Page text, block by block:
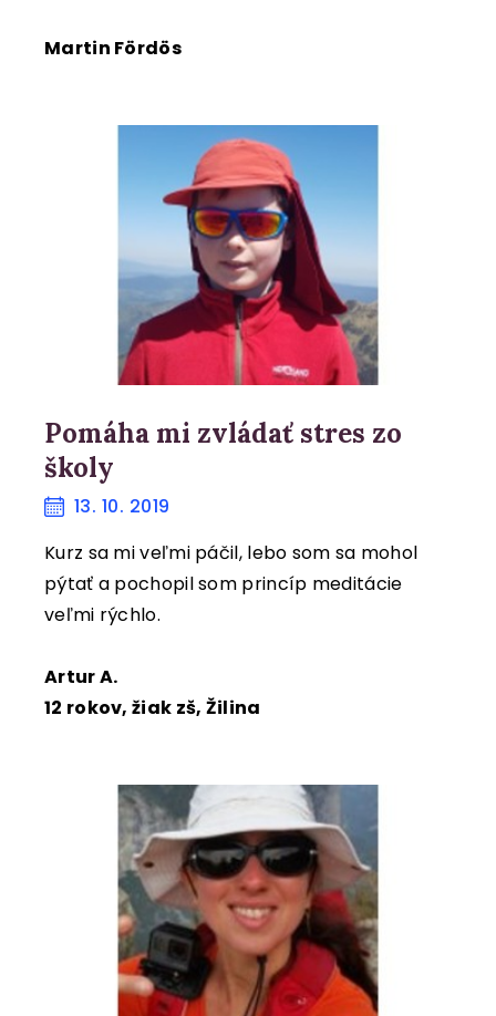
Martin Fördös
Pomáha mi zvládať stres zo
školy
13. 10. 2019
Kurz sa mi veľmi páčil, lebo som sa mohol
pýtať a pochopil som princíp meditácie
veľmi rýchlo.
Artur A.
12 rokov, žiak zš, Žilina